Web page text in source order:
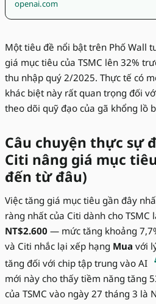
openai.com
Một tiêu đề nổi bật trên Phố Wall
giá mục tiêu của TSMC lên 32%
thu nhập quý 2/2025. Thực tế có
khác biệt này rất quan trọng đối
theo dõi quỹ đạo của gã khổng lồ
Câu chuyện thực sự
Citi nâng giá mục
đến từ đâu)
Việc tăng giá mục tiêu gần đây
ràng nhất của Citi dành cho TSMC
NT$2.600 — mức tăng khoảng
và Citi nhắc lại xếp hạng Mua với
tăng đối với chip tập trung vào AI
mới này cho thấy tiềm năng tăng
của TSMC vào ngày 27 tháng 3 là